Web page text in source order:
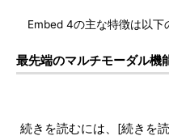
Embed 4の主な特徴は以下
最先端のマルチモーダル機
続きを読むには、[続きを